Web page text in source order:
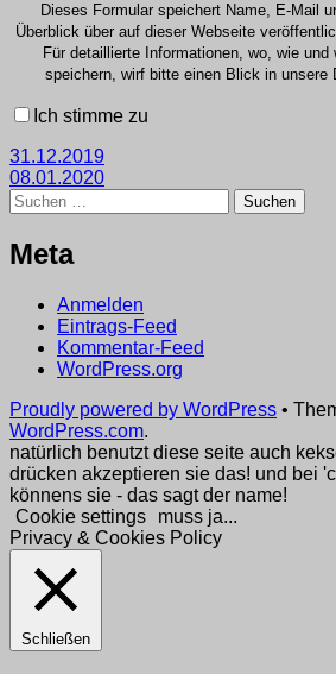
Dieses Formular speichert Name, E-Mail
Überblick über auf dieser Webseite
Für detaillierte Informationen, wo, wie und
speichern, wirf bitte einen Blick in unsere
Ich stimme zu
Beitragsnavigation
31.12.2019
08.01.2020
Suchen
nach:
Meta
Anmelden
Eintrags-Feed
Kommentar-Feed
WordPress.org
Proudly powered by WordPress •
WordPress.com.
natürlich benutzt diese seite auch
drücken akzeptieren sie das! und bei
könnens sie - das sagt der name!
Cookie settings
muss ja...
Privacy & Cookies Policy
Schließen